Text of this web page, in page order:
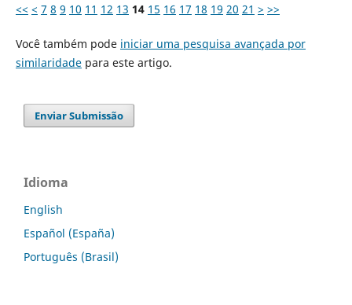
<< < 7 8 9 10 11 12 13 14 15 16 17 18 19 20 21 > >>
Você também pode iniciar uma pesquisa avançada por
similaridadepara este artigo.
Enviar Submissão
Idioma
English
Español (España)
Português (Brasil)